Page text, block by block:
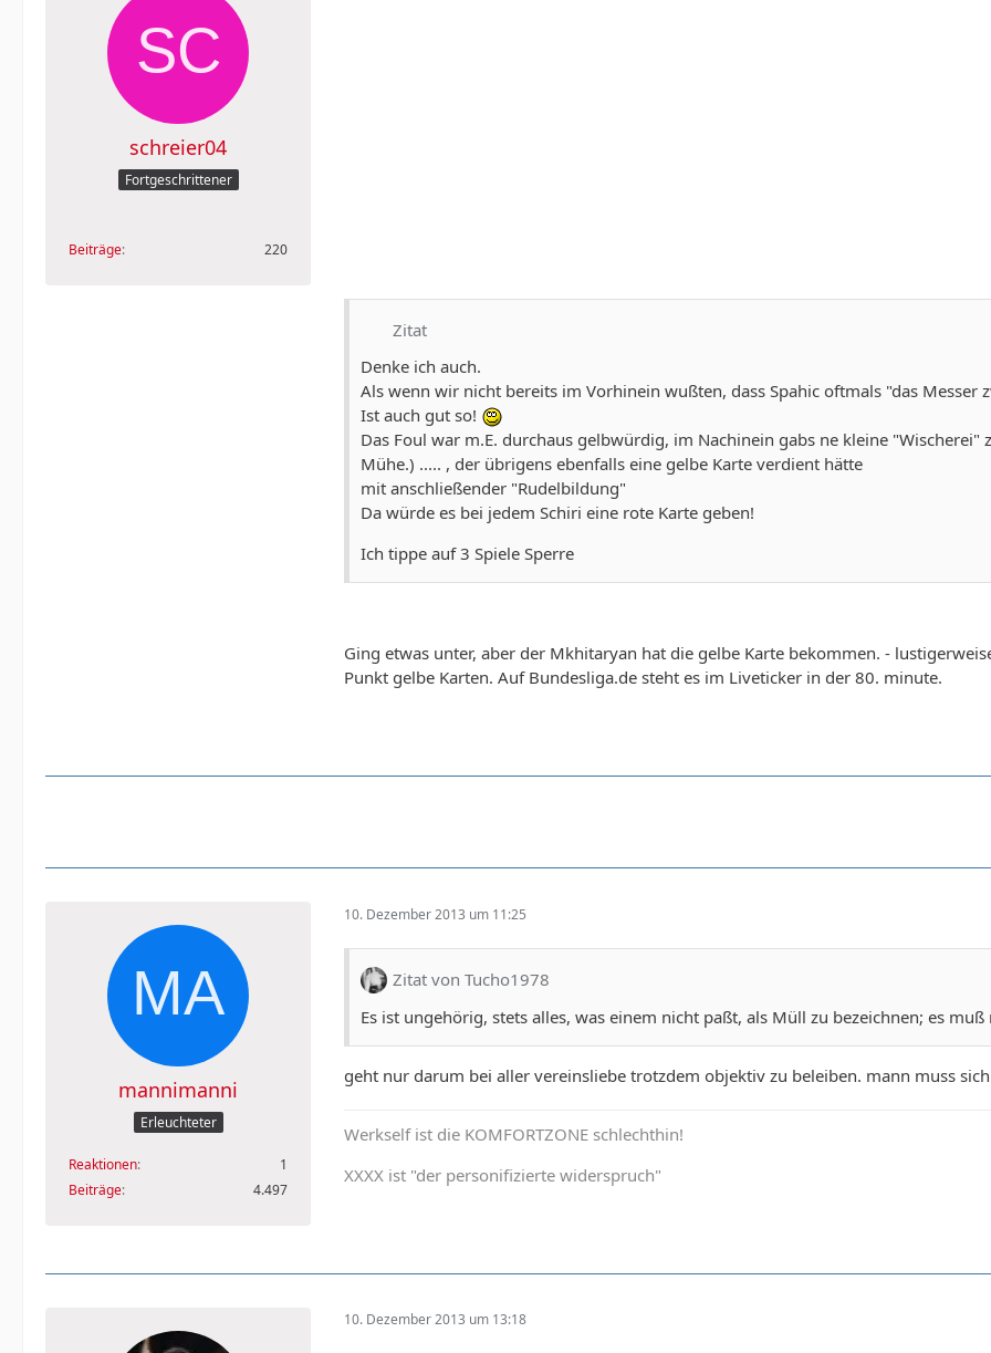
schreier04
Fortgeschrittener
Beiträge 220
Zitat
Denke ich auch.
Als wenn wir nicht bereits im Vorhinein wußten, dass Spahic oftmals "das Messer
Ist auch gut so!
Das Foul war m.E. durchaus gelbwürdig, im Nachinein gabs ne kleine
Mühe.) ..... , der übrigens ebenfalls eine gelbe Karte verdient hätte
mit anschließender "Rudelbildung"
Da würde es bei jedem Schiri eine rote Karte geben!
Ich tippe auf 3 Spiele Sperre
Ging etwas unter, aber der Mkhitaryan hat die gelbe Karte bekommen. -
Punkt gelbe Karten. Auf Bundesliga.de steht es im Liveticker in der 80. minute.
mannimanni
Erleuchteter
Reaktionen
1
Beiträge
4.497
10. Dezember 2013 um 11:25
Zitat von Tucho1978
Es ist ungehörig, stets alles, was einem nicht paßt, als Müll zu bezeichnen; es
geht nur darum bei aller vereinsliebe trotzdem objektiv zu beleiben. mann muss
Werkself ist die KOMFORTZONE schlechthin!
XXXX ist "der personifizierte widerspruch"
10. Dezember 2013 um 13:18